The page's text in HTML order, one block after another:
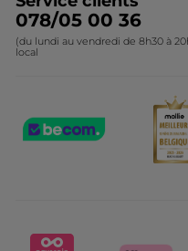
078/05 00 36
(du lundi au vendredi de 8h30 à
local